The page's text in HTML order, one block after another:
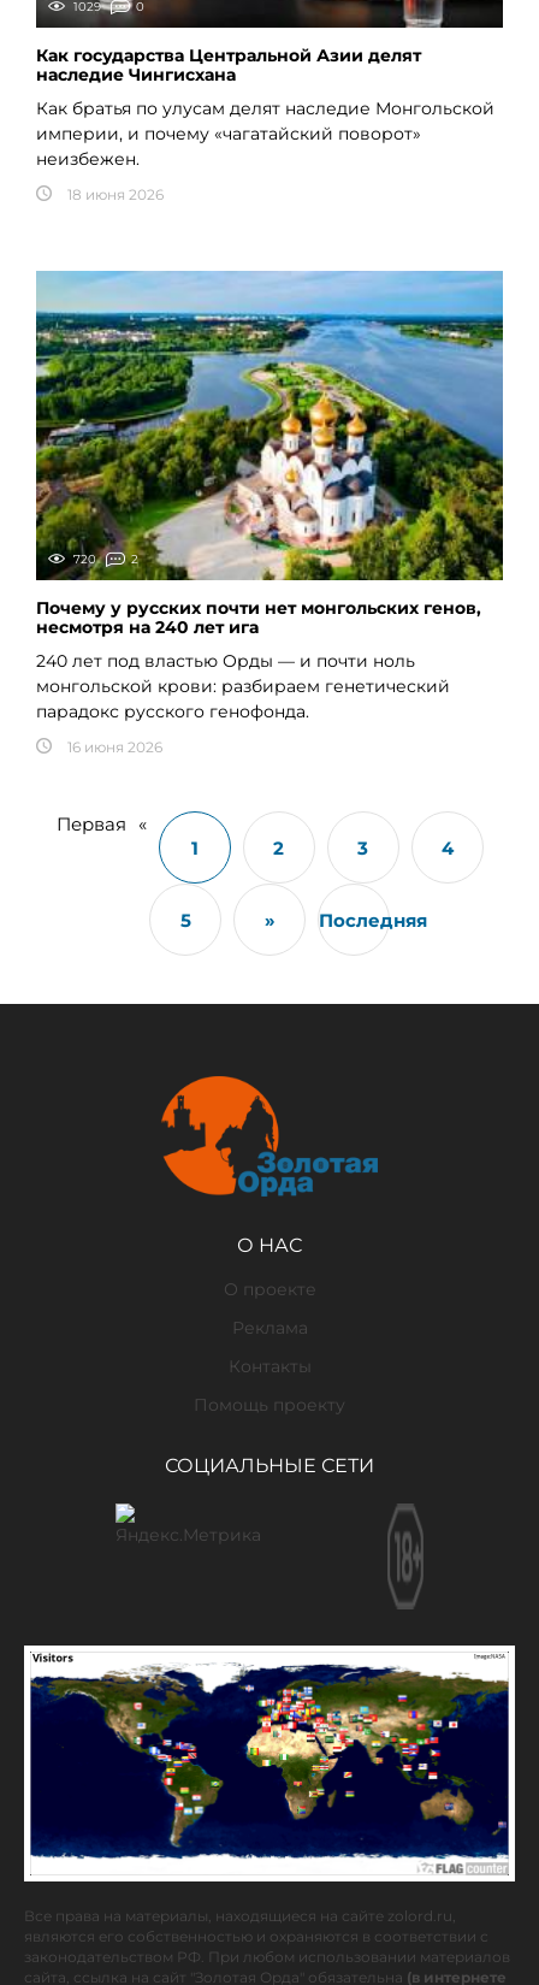
1029 0
Как государства Центральной Азии делят
наследие Чингисхана
Как братья по улусам делят наследие Монгольской
империи, и почему «чагатайский поворот»
неизбежен.
18 июня 2026
720 2
Почему у русских почти нет монгольских генов,
несмотря на 240 лет ига
240 лет под властью Орды — и почти ноль
монгольской крови: разбираем генетический
парадокс русского генофонда.
16 июня 2026
Первая
«
1
2 3 4
5 » Последняя
О НАС
О проекте
Реклама
Контакты
Помощь проекту
СОЦИАЛЬНЫЕ СЕТИ
Все права на материалы, находящиеся на сайте zolord.ru,
являются его собственностью и охраняются в соответствии с
законодательством РФ. При любом использовании материалов
сайта, ссылка на сайт "Золотая Орда" обязательна (в интернете